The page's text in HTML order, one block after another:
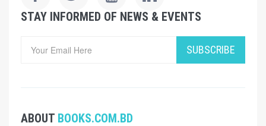
STAY INFORMED OF NEWS & EVENTS
SUBSCRIBE
ABOUT BOOKS.COM.BD